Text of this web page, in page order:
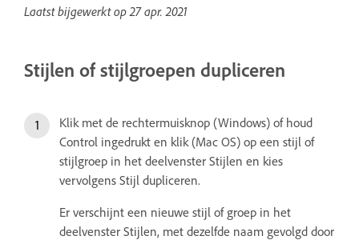
Laatst bijgewerkt op27 apr. 2021
Stijlen of stijlgroepen dupliceren
Klik met de rechtermuisknop (Windows) of houd
Control ingedrukt en klik (Mac OS) op een stijl of
stijlgroep in het deelvenster Stijlen en kies
vervolgens Stijl dupliceren.
Er verschijnt een nieuwe stijl of groep in het
deelvenster Stijlen, met dezelfde naam gevolgd door